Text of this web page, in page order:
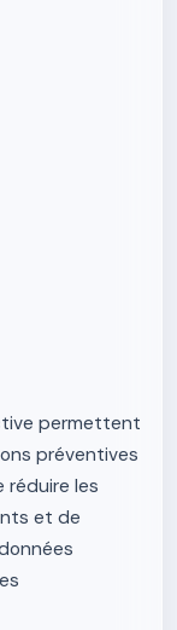
permettent
préventives
réduire les
et de